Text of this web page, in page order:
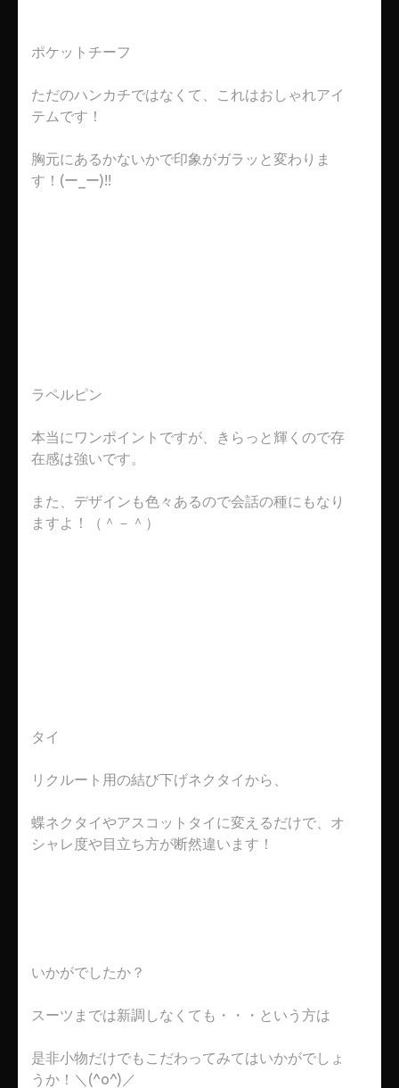
ポケットチーフ
ただのハンカチではなくて、これはおしゃれアイ
テムです！
胸元にあるかないかで印象がガラッと変わりま
す！(ー_ー)!!
ラペルピン
本当にワンポイントですが、きらっと輝くので存
在感は強いです。
また、デザインも色々あるので会話の種にもなり
ますよ！（＾－＾）
タイ
リクルート用の結び下げネクタイから、
蝶ネクタイやアスコットタイに変えるだけで、オ
シャレ度や目立ち方が断然違います！
いかがでしたか？
スーツまでは新調しなくても・・・という方は
是非小物だけでもこだわってみてはいかがでしょ
うか！＼(^o^)／